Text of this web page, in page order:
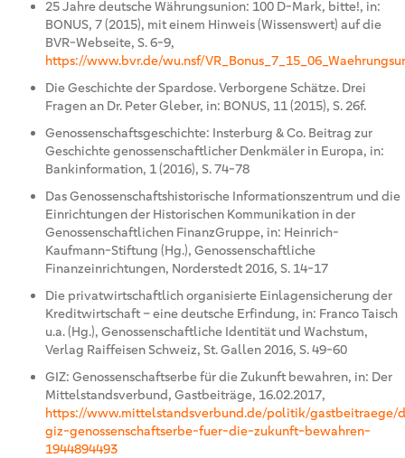
25 Jahre deutsche Währungsunion: 100 D-Mark, bitte!, in:
BONUS, 7 (2015), mit einem Hinweis (Wissenswert) auf die
BVR-Webseite, S. 6-9,
https://www.bvr.de/wu.nsf/
Die Geschichte der Spardose. Verborgene Schätze. Drei
Fragen an Dr. Peter Gleber, in: BONUS, 11 (2015), S. 26f.
Genossenschaftsgeschichte: Insterburg & Co. Beitrag zur
Geschichte genossenschaftlicher Denkmäler in Europa, in:
Bankinformation, 1 (2016), S. 74-78
Das Genossenschaftshistorische Informationszentrum und die
Einrichtungen der Historischen Kommunikation in der
Genossenschaftlichen FinanzGruppe, in: Heinrich-
Kaufmann-Stiftung (Hg.), Genossenschaftliche
Finanzeinrichtungen, Norderstedt 2016, S. 14-17
Die privatwirtschaftlich organisierte Einlagensicherung der
Kreditwirtschaft – eine deutsche Erfindung, in: Franco Taisch
u.a. (Hg.), Genossenschaftliche Identität und Wachstum,
Verlag Raiffeisen Schweiz, St. Gallen 2016, S. 49-60
GIZ: Genossenschaftserbe für die Zukunft bewahren, in: Der
Mittelstandsverbund, Gastbeiträge, 16.02.2017,
https://www.mittelstandsverbund.de/politik/gastbeitraege/
giz-genossenschaftserbe-fuer-die-zukunft-bewahren-
1944894493